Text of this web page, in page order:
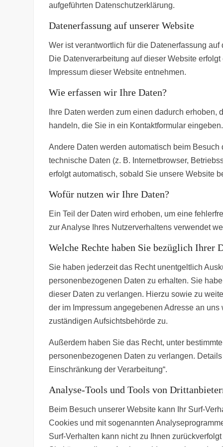
aufgeführten Datenschutzerklärung.
Datenerfassung auf unserer Website
Wer ist verantwortlich für die Datenerfassung auf
Die Datenverarbeitung auf dieser Website
Impressum dieser Website entnehmen.
Wie erfassen wir Ihre Daten?
Ihre Daten werden zum einen dadurch
handeln, die Sie in ein Kontaktformular eingeben.
Andere Daten werden automatisch beim
technische Daten (z. B. Internetbrowser,
erfolgt automatisch, sobald Sie unsere Website
Wofür nutzen wir Ihre Daten?
Ein Teil der Daten wird erhoben, um eine
zur Analyse Ihres Nutzerverhaltens verwendet
Welche Rechte haben Sie bezüglich Ihrer
Sie haben jederzeit das Recht unentgeltlich
personenbezogenen Daten zu erhalten. Sie
dieser Daten zu verlangen. Hierzu sowie zu
der im Impressum angegebenen Adresse an
zuständigen Aufsichtsbehörde zu.
Außerdem haben Sie das Recht, unter
personenbezogenen Daten zu verlangen.
Einschränkung der Verarbeitung“.
Analyse-Tools und Tools von
Beim Besuch unserer Website kann Ihr Surf-
Cookies und mit sogenannten
Surf-Verhalten kann nicht zu Ihnen